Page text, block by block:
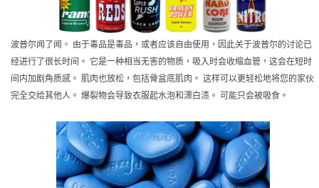
波普尔闻了闻。 由于毒品是毒品，或者应该自由使用，因此关于波普尔的讨论已
经进行了很长时间。 它是一种相当无害的物质，吸入时会收缩血管，这会在短时
间内加剧角质感。 肌肉也放松，包括骨盆底肌肉。 这样可以更轻松地将您的家伙
完全交给其他人。 爆裂物会导致衣服起水泡和漂白渍。 可能只会被吸食。